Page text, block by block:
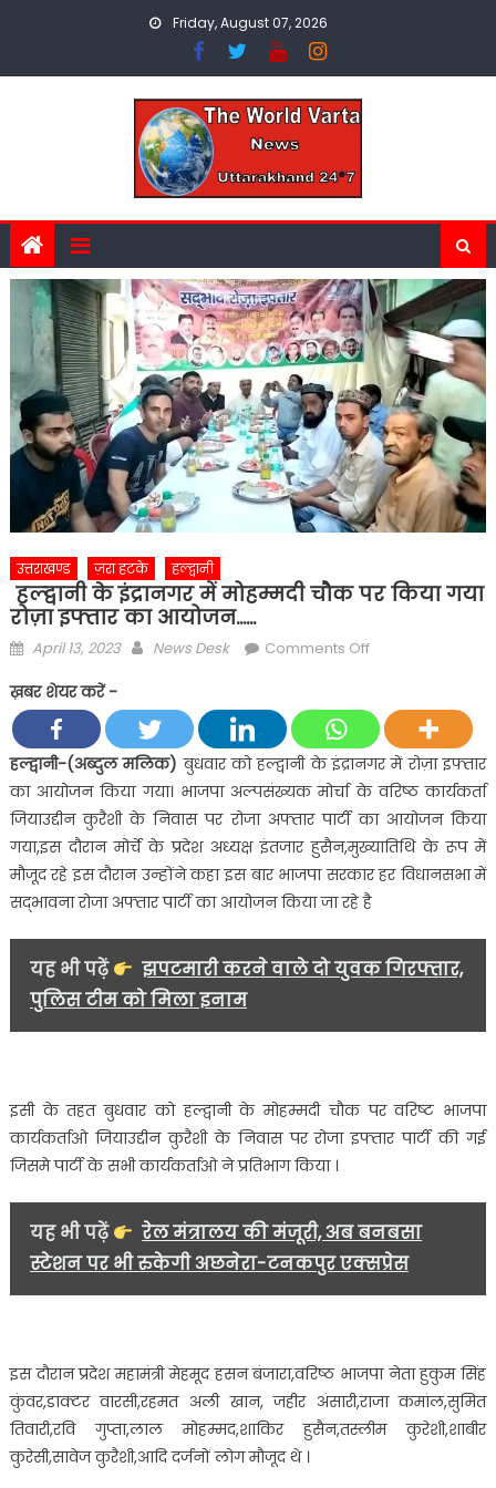
Friday, August 07, 2026
उत्तराखण्ड ज़रा हटके हल्द्वानी
हल्द्वानी के इंद्रानगर में मोहम्मदी चौक पर किया गया
रोज़ा इफ्तार का आयोजन……
Posted
April 13, 2023 Author
News Desk Comments Offon
इंद्रानगर
में
मोहम्मदी
चौक
पर
किया
गया
रोज़ा
आयोजन……
ख़बर शेयर करें -
हल्द्वानी-(अब्दुल मलिक) बुधवार को हल्द्वानी के इंद्रानगर में रोज़ा इफ्तार
का आयोजन किया गया। भाजपा अल्पसंख्यक मोर्चा के वरिष्ठ कार्यकर्ता
जियाउद्दीन कुरैशी के निवास पर रोजा अफ्तार पार्टी का आयोजन किया
गया,इस दौरान मोर्चे के प्रदेश अध्यक्ष इंतजार हुसैन,मुख्यातिथि के रूप में
मौजूद रहे इस दौरान उन्होंने कहा इस बार भाजपा सरकार हर विधानसभा में
सद्भावना रोजा अफ्तार पार्टी का आयोजन किया जा रहे है
यह भी पढ़ें
झपटमारी करने वाले दो युवक गिरफ्तार,
पुलिस टीम को मिला इनाम
इसी के तहत बुधवार को हल्द्वानी के मोहम्मदी चौक पर वरिष्ट भाजपा
कार्यकर्ताओ जियाउद्दीन कुरैशी के निवास पर रोजा इफ्तार पार्टी की गई
जिसमे पार्टी के सभी कार्यकर्ताओ ने प्रतिभाग किया ।
यह भी पढ़ें
रेल मंत्रालय की मंजूरी, अब बनबसा
स्टेशन पर भी रुकेगी अछनेरा-टनकपुर एक्सप्रेस
इस दौरान प्रदेश महामंत्री मेहमूद हसन बंजारा,वरिष्ठ भाजपा नेता हुकुम सिंह
कुंवर,डाक्टर वारसी,रहमत अली खान, जहीर अंसारी,राजा कमांल,सुमित
तिवारी,रवि गुप्ता,लाल मोहम्मद,शाकिर हुसैन,तस्लीम कुरेशी,शाबीर
कुरेसी,सावेज कुरैशी,आदि दर्जनों लोग मौजूद थे ।